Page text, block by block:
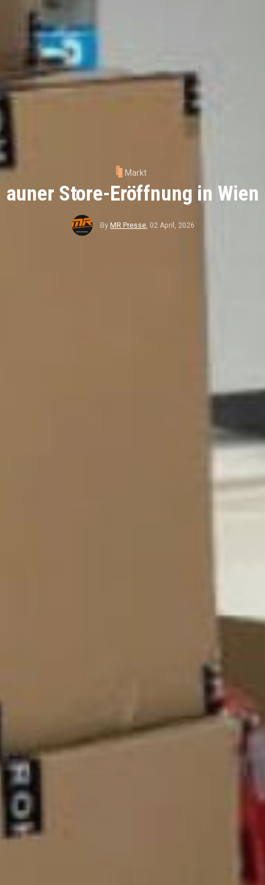
Markt
auner Store-Eröffnung in Wien
By MR Presse, 02 April, 2026